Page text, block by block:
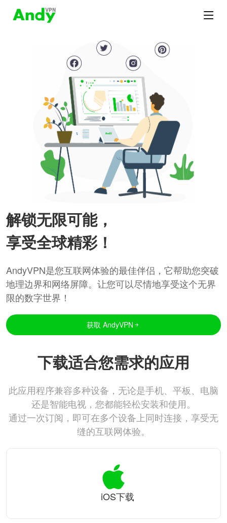
解锁无限可能，
享受全球精彩！
AndyVPN是您互联网体验的最佳伴侣，它帮助您突破
地理边界和网络屏障。让您可以尽情地享受这个无界
限的数字世界！
获取 AndyVPN
下载适合您需求的应用
此应用程序兼容多种设备，无论是手机、平板、电脑
还是智能电视，您都能轻松安装和使用。
通过一次订阅，即可在多个设备上同时连接，享受无
缝的互联网体验。
iOS下载